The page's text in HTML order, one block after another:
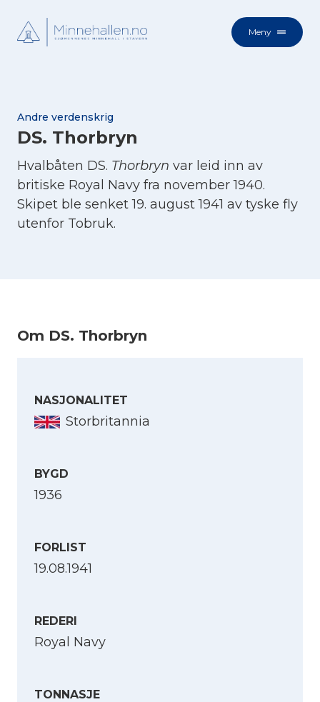
Meny
Andre verdenskrig
DS. Thorbryn
Hvalbåten DS. Thorbryn var leid inn av
britiske Royal Navy fra november 1940.
Skipet ble senket 19. august 1941 av tyske fly
utenfor Tobruk.
Om DS. Thorbryn
NASJONALITET
Storbritannia
BYGD
1936
FORLIST
19.08.1941
REDERI
Royal Navy
TONNASJE